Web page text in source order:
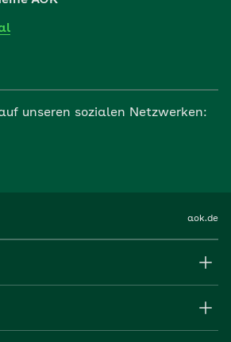
unseren sozialen Netzwerken:
aok.de